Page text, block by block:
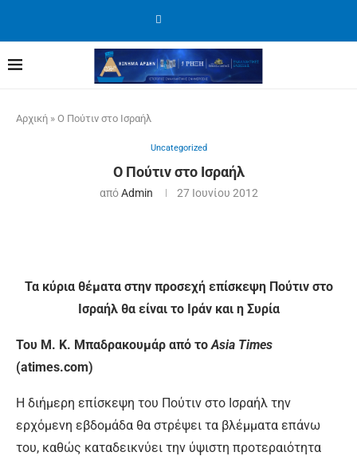
Αρχική » Ο Πούτιν στο Ισραήλ
Uncategorized
Ο Πούτιν στο Ισραήλ
απόAdmin 27 Ιουνίου 2012
Τα κύρια θέματα στην προσεχή επίσκεψη Πούτιν στο
Ισραήλ θα είναι το Ιράν και η Συρία
Του Μ. Κ. Μπαδρακουμάρ από τοAsia Times
(atimes.com)
Η διήμερη επίσκεψη του Πούτιν στο Ισραήλ την
ερχόμενη εβδομάδα θα στρέψει τα βλέμματα επάνω
του, καθώς καταδεικνύει την ύψιστη προτεραιότητα